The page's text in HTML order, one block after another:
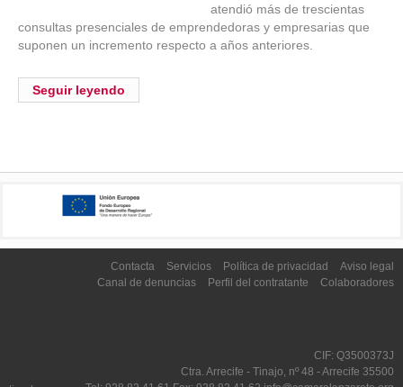
atendió más de trescientas
consultas presenciales de emprendedoras y empresarias que
suponen un incremento respecto a años anteriores.
Seguir leyendo
Contacta Servicios Política de privacidad
Aviso legal
Canal de denuncias
Perfil del contratante Colaboradores
CIF: Q3500373J
Ctra. Arrecife - Tinajo, nº 48 - Arrecife 35500